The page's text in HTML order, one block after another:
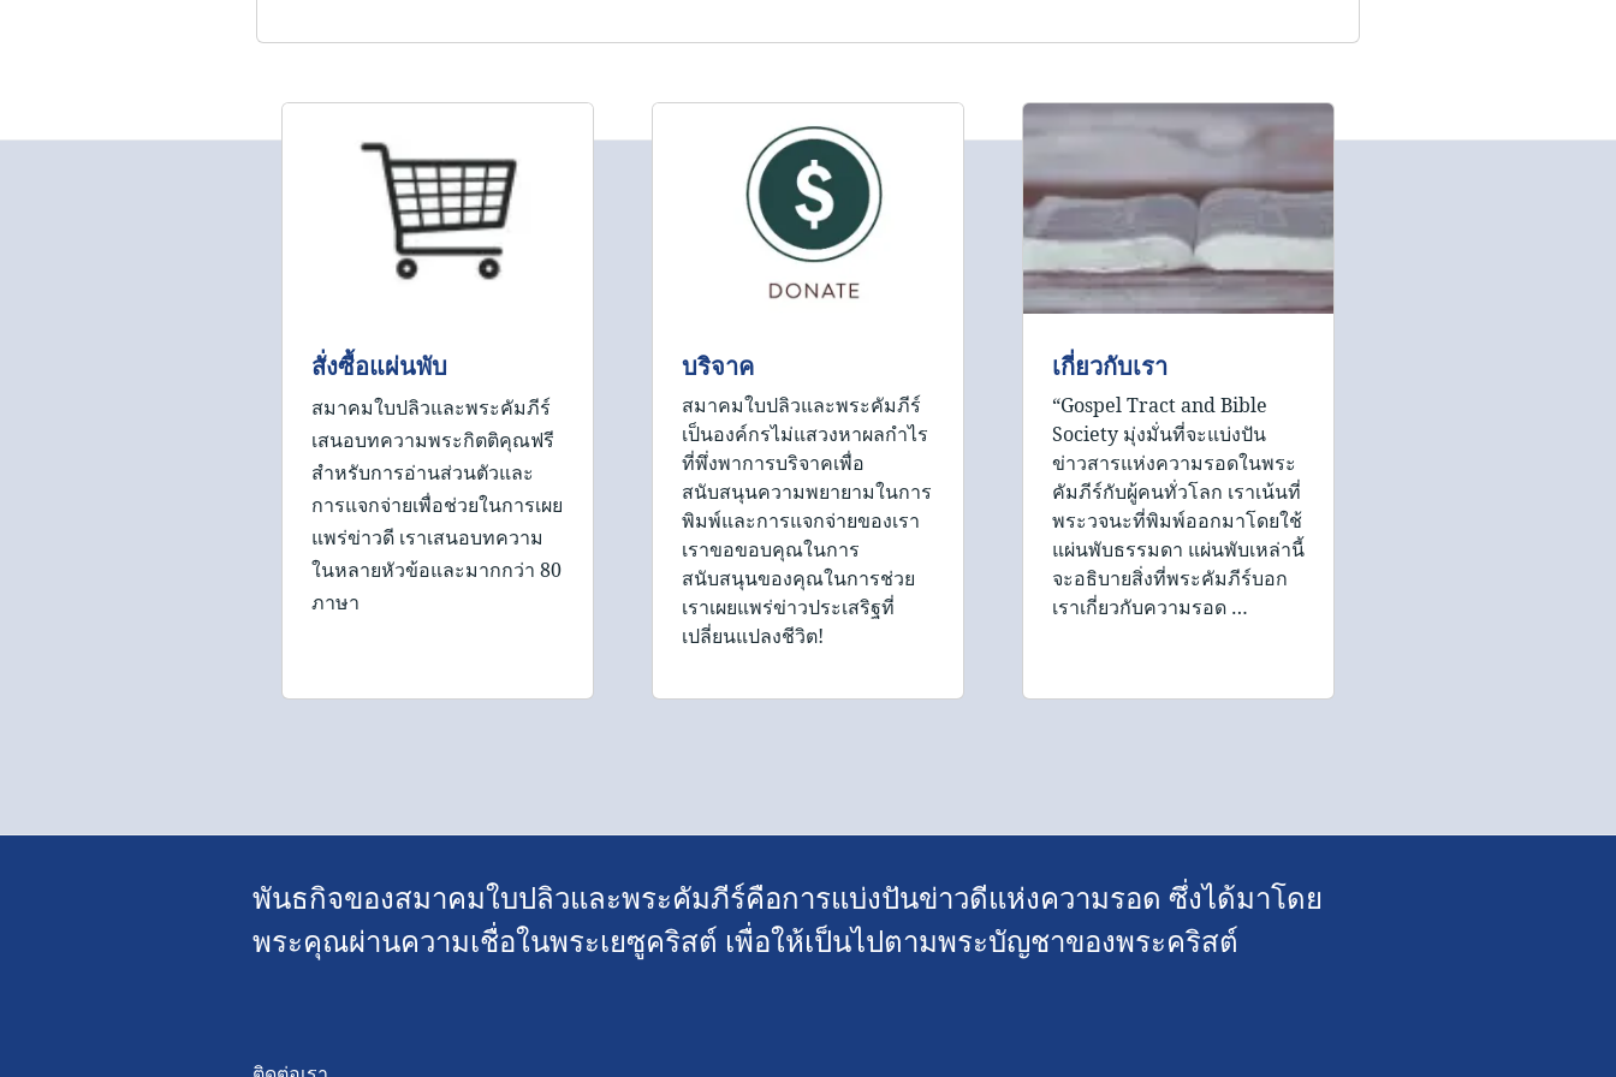
สั่งซื้อแผ่นพับ
สมาคมใบปลิวและพระคัมภีร์
เสนอบทความพระกิตติคุณฟรี
สำหรับการอ่านส่วนตัวและ
การแจกจ่ายเพื่อช่วยในการเผย
แพร่ข่าวดี เราเสนอบทความ
ในหลายหัวข้อและมากกว่า 80
ภาษา
บริจาค
สมาคมใบปลิวและพระคัมภีร์
เป็นองค์กรไม่แสวงหาผลกำไร
ที่พึ่งพาการบริจาคเพื่อ
สนับสนุนความพยายามในการ
พิมพ์และการแจกจ่ายของเรา
เราขอขอบคุณในการ
สนับสนุนของคุณในการช่วย
เราเผยแพร่ข่าวประเสริฐที่
เปลี่ยนแปลงชีวิต!
เกี่ยวกับเรา
“Gospel Tract and Bible
Society มุ่งมั่นที่จะแบ่งปัน
ข่าวสารแห่งความรอดในพระ
คัมภีร์กับผู้คนทั่วโลก เราเน้นที่
พระวจนะที่พิมพ์ออกมาโดยใช้
แผ่นพับธรรมดา แผ่นพับเหล่านี้
จะอธิบายสิ่งที่พระคัมภีร์บอก
เราเกี่ยวกับความรอด …
พันธกิจของสมาคมใบปลิวและพระคัมภีร์คือการแบ่งปันข่าวดีแห่งความรอด ซึ่งได้มาโดย
พระคุณผ่านความเชื่อในพระเยซูคริสต์ เพื่อให้เป็นไปตามพระบัญชาของพระคริสต์